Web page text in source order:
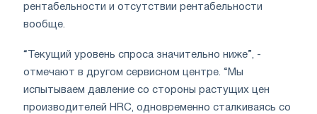
рентабельности и отсутствии рентабельности
вообще.
“Текущий уровень спроса значительно ниже”, -
отмечают в другом сервисном центре. “Мы
испытываем давление со стороны растущих цен
производителей HRC, одновременно сталкиваясь со